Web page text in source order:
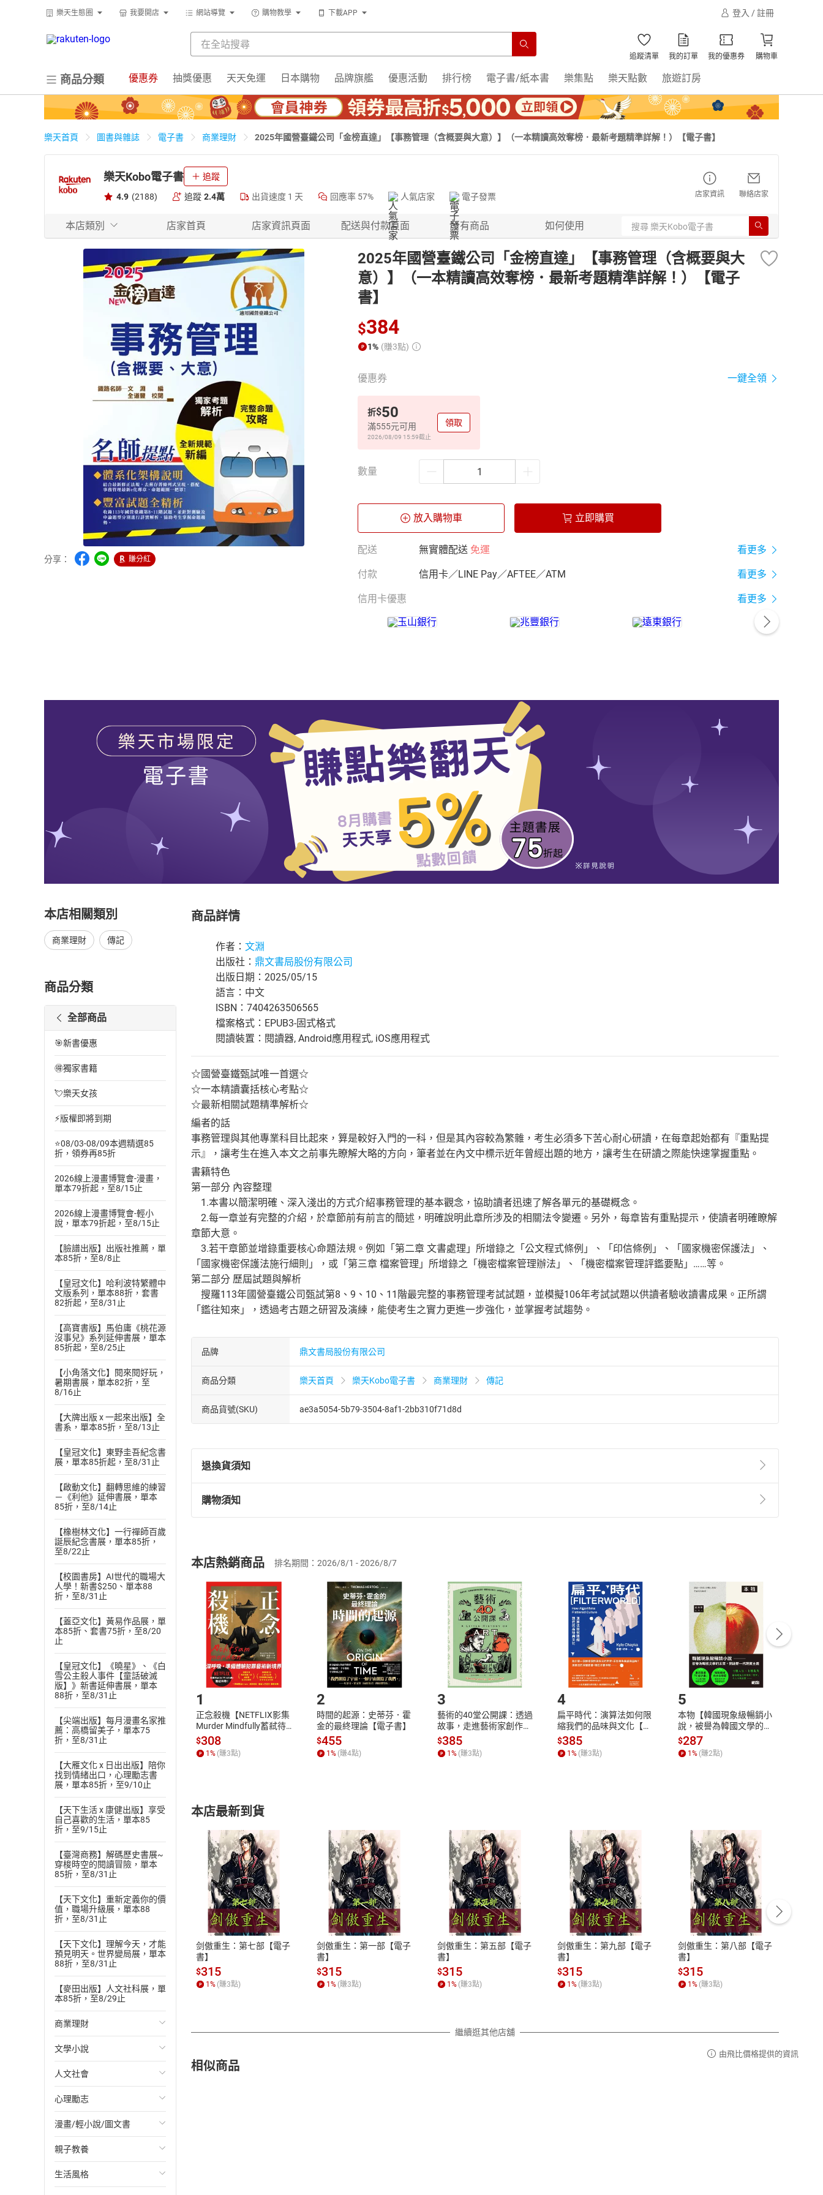
樂天生態圈 我要開店 網站導覽 購物教學 下載APP 登入 / 註冊
追蹤清單 我的訂單 我的優惠券 購物車
商品分類 優惠券 抽獎優惠 天天免運 日本購物 品牌旗艦 優惠活動 排行榜 電子書/紙本書 樂集點 樂天點數 旅遊訂房
樂天首頁 圖書與雜誌 電子書 商業理財 2025年國營臺鐵公司「金榜直達」【事務管理（含概要與大意）】（一本精讀高效奪榜．最新考題精準詳解！）【電子書】
樂天Kobo電子書 追蹤
4.9 (2188) 追蹤 2.4萬 出貨速度 1 天 回應率 57% 人氣店家 電子發票 店家資訊 聯絡店家
本店類別 店家首頁 店家資訊頁面 配送與付款頁面 所有商品 如何使用
分享： 賺分紅
2025年國營臺鐵公司「金榜直達」【事務管理（含概要與大
意）】（一本精讀高效奪榜．最新考題精準詳解！）【電子
書】
$384
1% (賺3點)
優惠券 一鍵全領
折$50
滿555元可用
2026/08/09 15:59截止
領取
數量
放入購物車 立即購買
配送 無實體配送 免運 看更多
付款 信用卡／LINE Pay／AFTEE／ATM 看更多
信用卡優惠 看更多
本店相關類別
商業理財 傳記
商品分類
全部商品
🎯新書優惠
🉐獨家書籍
💘樂天女孩
⚡版權即將到期
⭐08/03-08/09本週精選85
折，領券再85折
2026線上漫畫博覽會-漫畫，
單本79折起，至8/15止
2026線上漫畫博覽會-輕小
說，單本79折起，至8/15止
【臉譜出版】出版社推薦，單
本85折，至8/8止
【皇冠文化】哈利波特繁體中
文版系列，單本88折，套書
82折起，至8/31止
【高寶書版】馬伯庸《桃花源
沒事兒》系列延伸書展，單本
85折起，至8/25止
【小角落文化】閱來閱好玩，
暑期書展，單本82折，至
8/16止
【大牌出版 x 一起來出版】全
書系，單本85折，至8/13止
【皇冠文化】東野圭吾紀念書
展，單本85折起，至8/31止
【啟動文化】翻轉思維的練習
－《利他》延伸書展，單本
85折，至8/14止
【橡樹林文化】一行禪師百歲
誕辰紀念書展，單本85折，
至8/22止
【校園書房】AI世代的職場大
人學！新書$250、單本88
折，至8/31止
【蓋亞文化】黃易作品展，單
本85折、套書75折，至8/20
止
【皇冠文化】《曉星》、《白
雪公主殺人事件【童話破滅
版】》新書延伸書展，單本
88折，至8/31止
【尖端出版】每月漫畫名家推
薦：高橋留美子，單本75
折，至8/31止
【大雁文化 x 日出出版】陪你
找到情緒出口，心理勵志書
展，單本85折，至9/10止
【天下生活 x 康健出版】享受
自己喜歡的生活，單本85
折，至9/15止
【臺灣商務】解碼歷史書展~
穿梭時空的閱讀冒險，單本
85折，至8/31止
【天下文化】重新定義你的價
值，職場升級展，單本88
折，至8/31止
【天下文化】理解今天，才能
預見明天。世界變局展，單本
88折，至8/31止
【麥田出版】人文社科展，單
本85折，至8/29止
商業理財
投資理財
經濟/趨勢
財務/金融
管理/領導
職場工作術
成功法
文學小說
歐美文學
日本文學
韓國文學
華文文學
經典文學
人文社會
國際關係
政治
社會科學
台灣/中國歷史
心理勵志
心靈成長/情緒
人際關係
兩性關係
漫畫/輕小說/圖文書
輕小說
奇幻/科幻
親子教養
教育現場
生活風格
商品詳情
作者： 文淵
出版社： 鼎文書局股份有限公司
出版日期：2025/05/15
語言：中文
ISBN：7404263506565
檔案格式：EPUB3-固式格式
閱讀裝置：閱讀器, Android應用程式, iOS應用程式
☆國營臺鐵甄試唯一首選☆
☆一本精讀囊括核心考點☆
☆最新相關試題精準解析☆
編者的話
事務管理與其他專業科目比起來，算是較好入門的一科，但是其內容較為繁雜，考生必須多下苦心耐心研讀，在每章起始都有『重點提
示』，讓考生在進入本文之前事先瞭解大略的方向，筆者並在內文中標示近年曾經出題的地方，讓考生在研讀之際能快速掌握重點。
書籍特色
第一部分 內容整理
1.本書以簡潔明確、深入淺出的方式介紹事務管理的基本觀念，協助讀者迅速了解各單元的基礎概念。
2.每一章並有完整的介紹，於章節前有前言的簡述，明確說明此章所涉及的相關法令變遷。另外，每章皆有重點提示，使讀者明確瞭解
章節大意。
3.若干章節並增錄重要核心命題法規。例如「第二章 文書處理」所增錄之「公文程式條例」、「印信條例」、「國家機密保護法」、
「國家機密保護法施行細則」，或「第三章 檔案管理」所增錄之「機密檔案管理辦法」、「機密檔案管理評鑑要點」……等。
第二部分 歷屆試題與解析
搜羅113年國營臺鐵公司甄試第8、9、10、11階最完整的事務管理考試試題，並模擬106年考試試題以供讀者驗收讀書成果。正所謂
「鑑往知來」，透過考古題之研習及演練，能使考生之實力更進一步強化，並掌握考試趨勢。
品牌 鼎文書局股份有限公司
商品分類 樂天首頁 樂天Kobo電子書 商業理財 傳記
商品貨號(SKU) ae3a5054-5b79-3504-8af1-2bb310f71d8d
退換貨須知
退換貨規定：
(一)依消費者保護法第19條第1項後段暨通訊交易解除權合理例外情事適用準則第2條第5款之規定，「非以有形媒介提供之數位
(二)消費者訂購本店鋪之商品即代表知悉本店鋪所銷售之商品為電子書，屬非以有形媒介提供之數位內容，消費者同意若訂購後
且已下載/存取電子書，不得請求退貨退款。
退貨方式：您欲取消訂單或辦理退貨時，請登入樂天市場，並於「我的訂單」中點選「瀏覽訂單明細」
「申請取消訂單
貨」，本店鋪將依您的申請進行審核，待審核通過後將為您辦理退款事宜。
請注意，樂天市場須以整筆訂單為單位進行取消/退貨，恕無法以單支商品取消/退貨。
購物須知
挑選商品
Choose
放入購物車
Shopping cart
登入帳號
Login
付款方式
Payment
完成
Complete
購書後，如何開始使用？
Step1.選擇閱讀載具 Step2.登入帳號，下載書籍後看書
付款方式
ATM轉帳、信用卡、LINE PAY、AFTEE
退換貨規範
本店是否提供消費者保護法七日猶豫期
之權利，遽消費者保護法及通訊交易解
除權合理例外情事適用準則，依商品性
質各有不同規定。詳細退換貨說明請參
照各商品說明。
客服資訊
服務時間：週一到週五 10:00-12:00、
13:00-17:00 (國定假日及例假日休息)
客服電話：0080-1857077
本店熱銷商品 排名期間：2026/8/1 - 2026/8/7
1
正念殺機【NETFLIX影集
Murder Mindfully蓄弒待
發】【電子書】
$308
1% (賺3點)
2
時間的起源：史蒂芬．霍
金的最終理論【電子書】
$455
1% (賺4點)
3
藝術的40堂公開課：透過
故事，走進藝術家創作現
場，看藝術如何誕生、如
何形塑人類生活【電子
書】
$385
1% (賺3點)
4
扁平時代：演算法如何限
縮我們的品味與文化【電
子書】
$385
1% (賺3點)
5
本物【韓國現象級暢銷小
說，被譽為韓國文學的未
來】【電子書】
$287
1% (賺2點)
本店最新到貨
剑傲重生：第七部【電子
書】
$315
1% (賺3點)
剑傲重生：第一部【電子
書】
$315
1% (賺3點)
剑傲重生：第五部【電子
書】
$315
1% (賺3點)
剑傲重生：第九部【電子
書】
$315
1% (賺3點)
剑傲重生：第八部【電子
書】
$315
1% (賺3點)
繼續逛其他店舖
相似商品
由飛比價格提供的資訊